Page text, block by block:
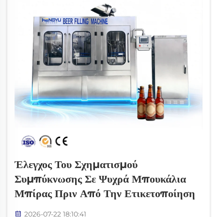
Έλεγχος Του Σχηματισμού
Συμπύκνωσης Σε Ψυχρά Μπουκάλια
Μπίρας Πριν Από Την Ετικετοποίηση
2026-07-22 18:10:41